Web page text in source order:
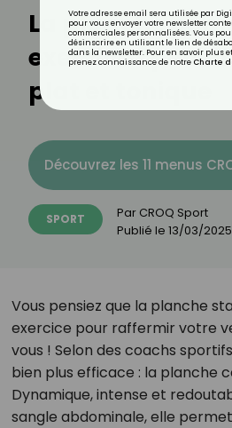
La planche
exercice spécial
plat et tonique
Découvrez les 11 menus
SPORT Par CROQ Sport
Publié le 13/03/2025
Vous pensiez que la planche
exercice pour raffermir votre
vous ! Selon des coachs
bien plus efficace : la planche
Dynamique, intense et
sangle abdominale, elle
Votre adresse email sera utilisée par
pour vous envoyer votre newsletter
commerciales personnalisées. Vous
désinscrire en utilisant le lien de
dans la newsletter. Pour en savoir plus
prenez connaissance de notre Charte